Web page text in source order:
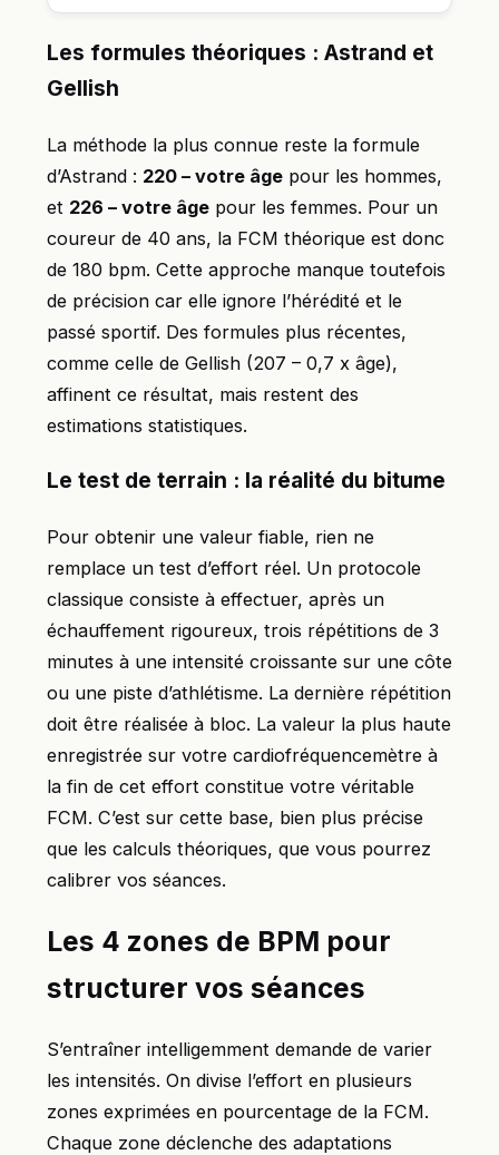
Les formules théoriques : Astrand et
Gellish
La méthode la plus connue reste la formule
d’Astrand : 220 – votre âge pour les hommes,
et 226 – votre âge pour les femmes. Pour un
coureur de 40 ans, la FCM théorique est donc
de 180 bpm. Cette approche manque toutefois
de précision car elle ignore l’hérédité et le
passé sportif. Des formules plus récentes,
comme celle de Gellish (207 – 0,7 x âge),
affinent ce résultat, mais restent des
estimations statistiques.
Le test de terrain : la réalité du bitume
Pour obtenir une valeur fiable, rien ne
remplace un test d’effort réel. Un protocole
classique consiste à effectuer, après un
échauffement rigoureux, trois répétitions de 3
minutes à une intensité croissante sur une côte
ou une piste d’athlétisme. La dernière répétition
doit être réalisée à bloc. La valeur la plus haute
enregistrée sur votre cardiofréquencemètre à
la fin de cet effort constitue votre véritable
FCM. C’est sur cette base, bien plus précise
que les calculs théoriques, que vous pourrez
calibrer vos séances.
Les 4 zones de BPM pour
structurer vos séances
S’entraîner intelligemment demande de varier
les intensités. On divise l’effort en plusieurs
zones exprimées en pourcentage de la FCM.
Chaque zone déclenche des adaptations